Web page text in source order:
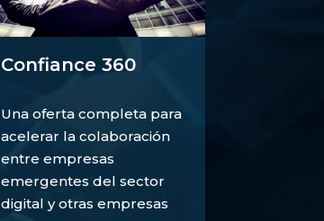
Confiance 360
Una oferta completa para
acelerar la colaboración
entre empresas
emergentes del sector
digital y otras empresas